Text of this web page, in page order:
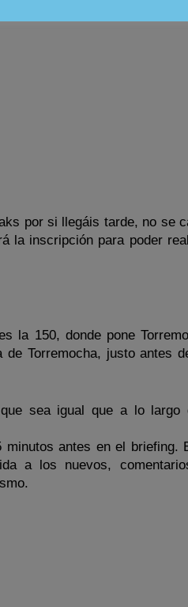
por si llegáis tarde, no se
la inscripción para poder
la 150, donde pone
Torremocha, justo antes
sea igual que a lo largo
antes en el briefing.
a los nuevos,